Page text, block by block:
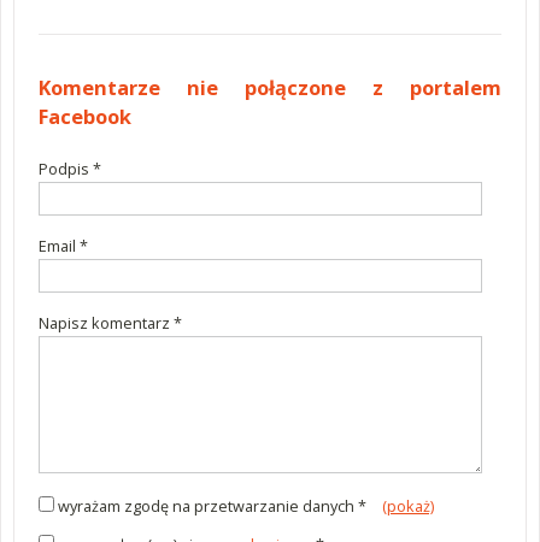
Komentarze nie połączone z portalem
Facebook
Podpis *
Email *
Napisz komentarz *
wyrażam zgodę na przetwarzanie danych *
(pokaż)